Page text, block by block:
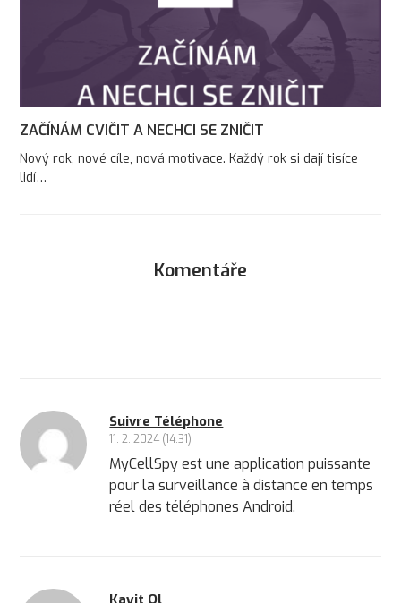
ZAČÍNÁM CVIČIT A NECHCI SE ZNIČIT
Nový rok, nové cíle, nová motivace. Každý rok si dají tisíce
lidí…
Komentáře
Suivre Téléphone
11. 2. 2024 (14:31)
MyCellSpy est une application puissante
pour la surveillance à distance en temps
réel des téléphones Android.